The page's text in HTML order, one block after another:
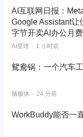
AI互联网日报：
Google Assistant让
字节开卖AI办公月费
AI星球 1 小时前
鸳鸯锅：一个汽车
脑极体 24 分前
WorkBuddy能否一